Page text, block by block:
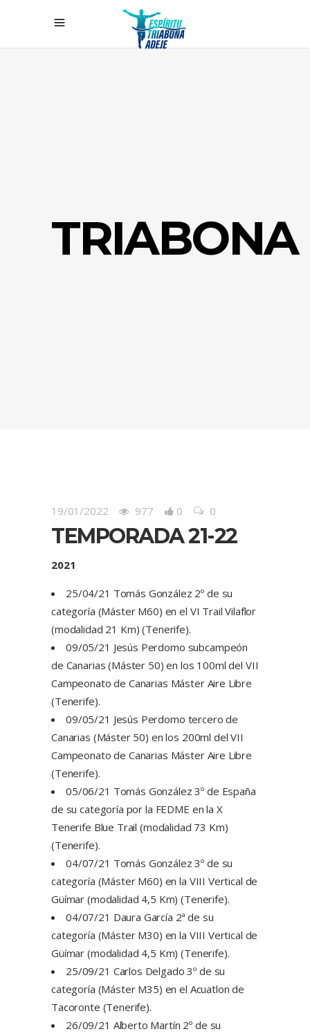
TRIABONA
19/01/2022 977 0 0
TEMPORADA 21-22
2021
25/04/21 Tomás González 2º de su
categoría (Máster M60) en el VI Trail Vilaflor
(modalidad 21 Km) (Tenerife).
09/05/21 Jesús Perdomo subcampeón
de Canarias (Máster 50) en los 100ml del VII
Campeonato de Canarias Máster Aire Libre
(Tenerife).
09/05/21 Jesús Perdomo tercero de
Canarias (Máster 50) en los 200ml del VII
Campeonato de Canarias Máster Aire Libre
(Tenerife).
05/06/21 Tomás González 3º de España
de su categoría por la FEDME en la X
Tenerife Blue Trail (modalidad 73 Km)
(Tenerife).
04/07/21 Tomás González 3º de su
categoría (Máster M60) en la VIII Vertical de
Güímar (modalidad 4,5 Km) (Tenerife).
04/07/21 Daura García 2ª de su
categoría (Máster M30) en la VIII Vertical de
Güímar (modalidad 4,5 Km) (Tenerife).
25/09/21 Carlos Delgado 3º de su
categoría (Máster M35) en el Acuatlon de
Tacoronte (Tenerife).
26/09/21 Alberto Martín 2º de su